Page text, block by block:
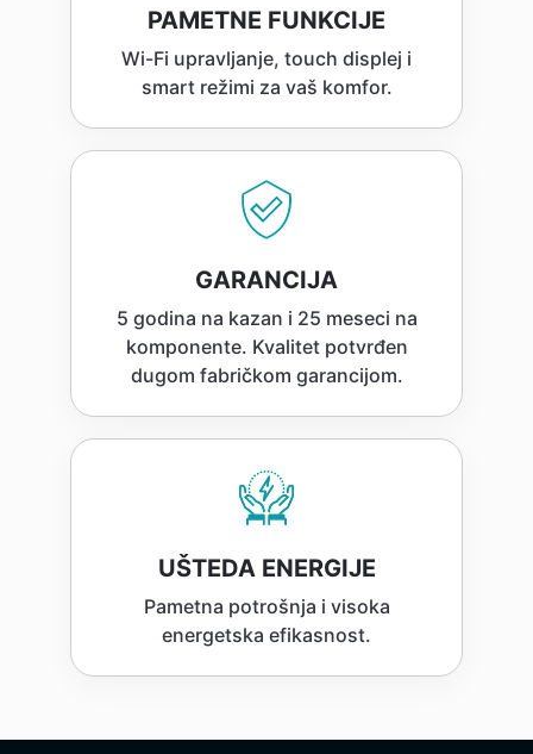
PAMETNE FUNKCIJE
Wi-Fi upravljanje, touch displej i
smart režimi za vaš komfor.
GARANCIJA
5 godina na kazan i 25 meseci na
komponente. Kvalitet potvrđen
dugom fabričkom garancijom.
UŠTEDA ENERGIJE
Pametna potrošnja i visoka
energetska efikasnost.